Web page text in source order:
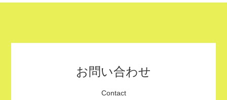
お問い合わせ
Contact